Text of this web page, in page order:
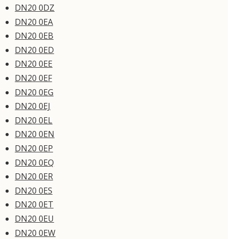
DN20 0DZ
DN20 0EA
DN20 0EB
DN20 0ED
DN20 0EE
DN20 0EF
DN20 0EG
DN20 0EJ
DN20 0EL
DN20 0EN
DN20 0EP
DN20 0EQ
DN20 0ER
DN20 0ES
DN20 0ET
DN20 0EU
DN20 0EW